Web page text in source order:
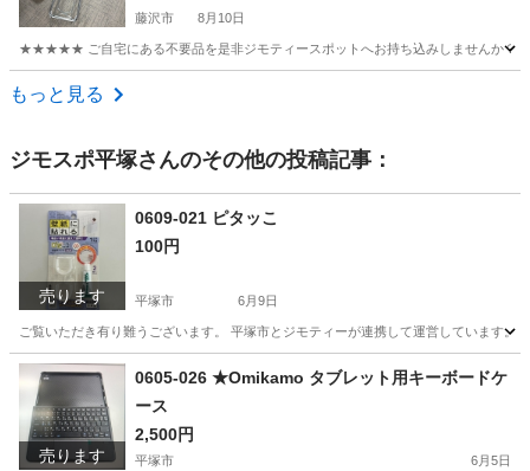
藤沢市 8月10日
★★★★★ ご自宅にある不要品を是非ジモティースポットへお持ち込みしませんか？
神奈川 藤沢市
もっと見る
ジモスポ平塚さんのその他の投稿記事：
売ります
0609-021 ピタッこ
100円
平塚市 6月9日
ご覧いただき有り難うございます。 平塚市とジモティーが連携して運営していま
神奈川 平塚市
売ります
0605-026 ★Omikamo タブレット用キーボードケ
ース
2,500円
平塚市 6月5日